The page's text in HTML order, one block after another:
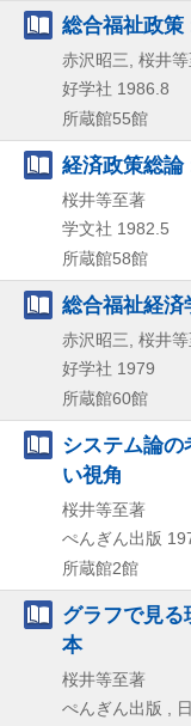
総合福祉政
赤沢昭三, 桜井
好学社 1986.8
所蔵館55館
経済政策総
桜井等至著
学文社 1982.5
所蔵館58館
総合福祉経済
赤沢昭三, 桜井
好学社 1979
所蔵館60館
システム論
い視角
桜井等至著
ぺんぎん出版
所蔵館2館
グラフで見
本
桜井等至著
ぺんぎん出版 ,